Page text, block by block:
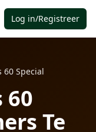
Log in/Registreer
60 Special
60
Te